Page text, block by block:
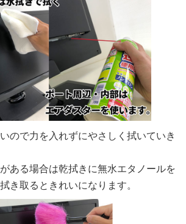
ので力を入れずにやさしく拭いていき
ある場合は乾拭きに無水エタノールを
き取るときれいになります。